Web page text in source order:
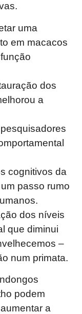
uma
em macacos
dos
a
cognitivos da
passo rumo
dos níveis
que diminui
–
num primata.
podem
a